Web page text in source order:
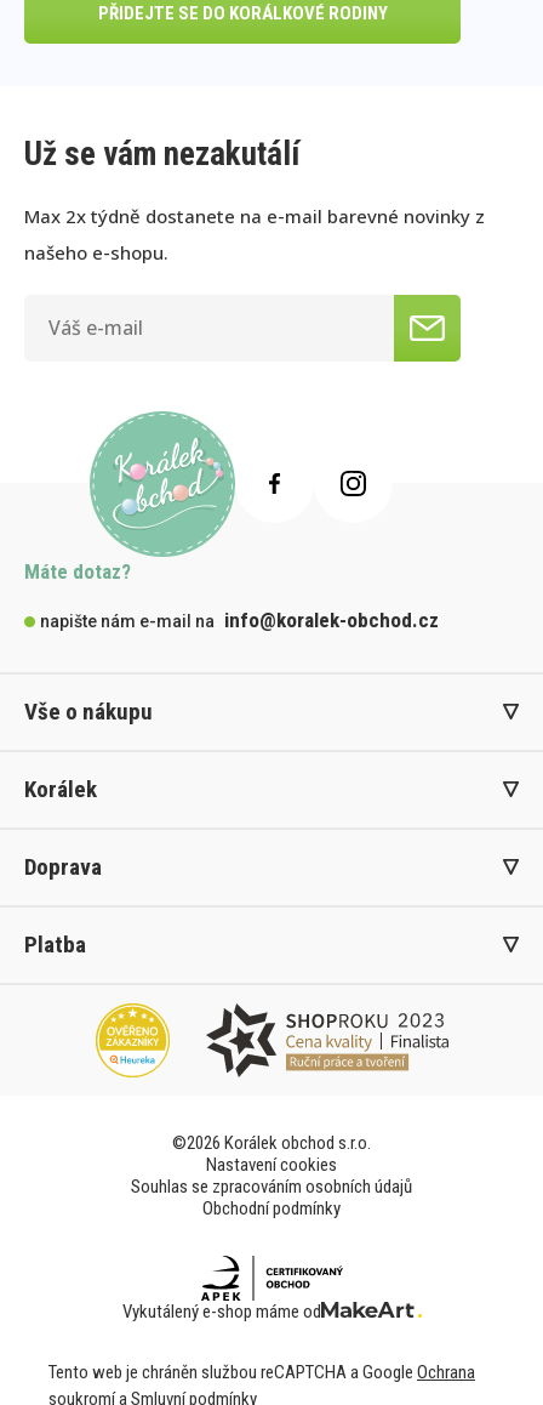
PŘIDEJTE SE DO KORÁLKOVÉ RODINY
Už se vám nezakutálí
Max 2x týdně dostanete na e-mail barevné novinky z
našeho e-shopu.
Máte dotaz?
napište nám e-mail na info@koralek-obchod.cz
Vše o nákupu
Korálek
Doprava
Platba
©2026 Korálek obchod s.r.o.
Nastavení cookies
Souhlas se zpracováním osobních údajů
Obchodní podmínky
Vykutálený e-shop máme od
Tento web je chráněn službou reCAPTCHA a Google Ochrana
soukromía Smluvní podmínky